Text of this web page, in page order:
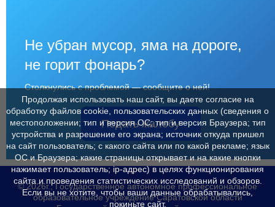
Не убран мусор, яма на дороге,
не горит фонарь?
Столкнулись с проблемой — сообщите о ней!
Подать жалобу
© 2026г., Государственное автономное профессиональное
образовательное учреждение Саратовской области
Продолжая использовать наш сайт, вы даете согласие на
обработку файлов cookie, пользовательских данных (сведения о
местоположении; тип и версия ОС; тип и версия Браузера; тип
устройства и разрешение его экрана; источник откуда пришел
на сайт пользователь; с какого сайта или по какой рекламе; язык
ОС и Браузера; какие страницы открывает и на какие кнопки
нажимает пользователь; ip-адрес) в целях функционирования
сайта и проведения статистических исследований и обзоров.
Если вы не хотите, чтобы ваши данные обрабатывались,
покиньте сайт.